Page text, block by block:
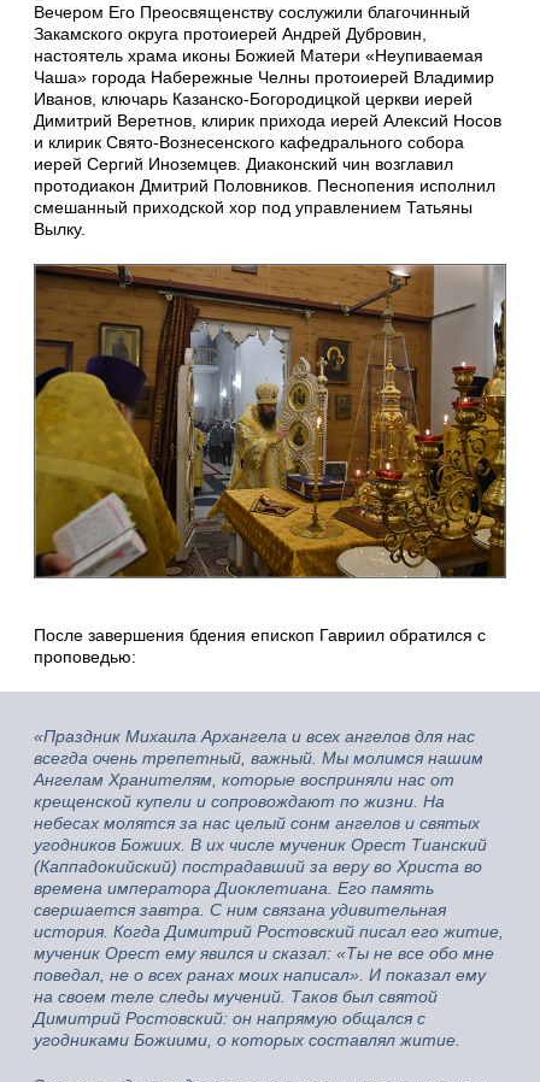
Вечером Его Преосвященству сослужили благочинный
Закамского округа протоиерей Андрей Дубровин,
настоятель храма иконы Божией Матери «Неупиваемая
Чаша» города Набережные Челны протоиерей Владимир
Иванов, ключарь Казанско-Богородицкой церкви иерей
Димитрий Веретнов, клирик прихода иерей Алексий Носов
и клирик Свято-Вознесенского кафедрального собора
иерей Сергий Иноземцев. Диаконский чин возглавил
протодиакон Дмитрий Половников. Песнопения исполнил
смешанный приходской хор под управлением Татьяны
Вылку.
После завершения бдения епископ Гавриил обратился с
проповедью:
«Праздник Михаила Архангела и всех ангелов для нас
всегда очень трепетный, важный. Мы молимся нашим
Ангелам Хранителям, которые восприняли нас от
крещенской купели и сопровождают по жизни. На
небесах молятся за нас целый сонм ангелов и святых
угодников Божиих. В их числе мученик Орест Тианский
(Каппадокийский) пострадавший за веру во Христа во
времена императора Диоклетиана. Его память
свершается завтра. С ним связана удивительная
история. Когда Димитрий Ростовский писал его житие,
мученик Орест ему явился и сказал: «Ты не все обо мне
поведал, не о всех ранах моих написал». И показал ему
на своем теле следы мучений. Таков был святой
Димитрий Ростовский: он напрямую общался с
угодниками Божиими, о которых составлял житие.